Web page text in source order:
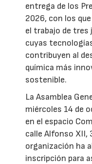
entrega de los
2026, con los
el trabajo de tres
cuyas
contribuyen al
química más
sostenible.
La Asamblea
miércoles 14 de
en el espacio
calle Alfonso XII,
organización ha
inscripción para